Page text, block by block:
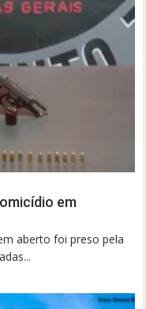
em
aberto foi preso pela